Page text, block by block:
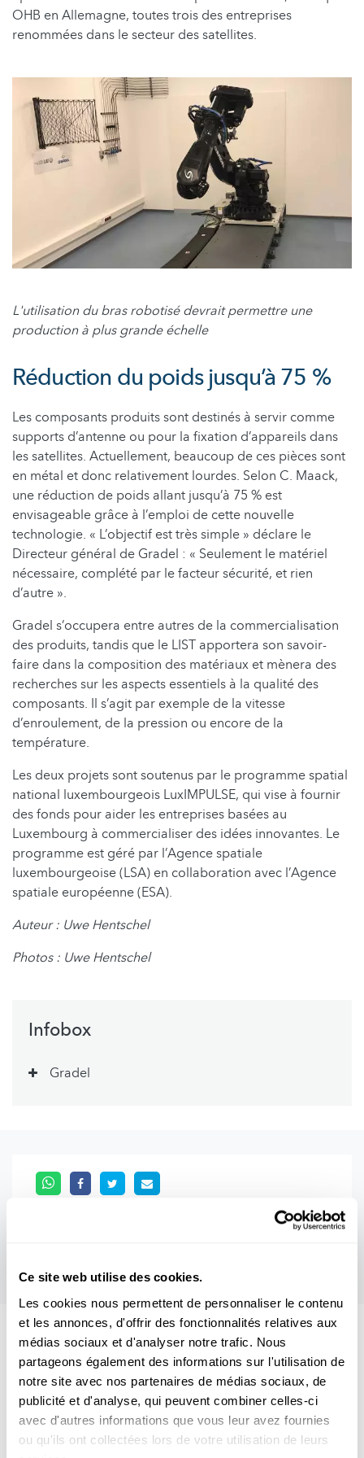
Ce site web utilise des cookies.
Les cookies nous permettent de personnaliser le contenu
et les annonces, d'offrir des fonctionnalités relatives aux
médias sociaux et d'analyser notre trafic. Nous
partageons également des informations sur l'utilisation de
notre site avec nos partenaires de médias sociaux, de
publicité et d'analyse, qui peuvent combiner celles-ci
avec d'autres informations que vous leur avez fournies
ou qu'ils ont collectées lors de votre utilisation de leurs
OHB en Allemagne, toutes trois des entreprises
renommées dans le secteur des satellites.
L'utilisation du bras robotisé devrait permettre une
production à plus grande échelle
Réduction du poids jusqu’à 75 %
Les composants produits sont destinés à servir comme
supports d’antenne ou pour la fixation d’appareils dans
les satellites. Actuellement, beaucoup de ces pièces sont
en métal et donc relativement lourdes. Selon C. Maack,
une réduction de poids allant jusqu’à 75 % est
envisageable grâce à l’emploi de cette nouvelle
technologie. « L’objectif est très simple » déclare le
Directeur général de Gradel : « Seulement le matériel
nécessaire, complété par le facteur sécurité, et rien
d’autre ».
Gradel s’occupera entre autres de la commercialisation
des produits, tandis que le LIST apportera son savoir-
faire dans la composition des matériaux et mènera des
recherches sur les aspects essentiels à la qualité des
composants. Il s’agit par exemple de la vitesse
d’enroulement, de la pression ou encore de la
température.
Les deux projets sont soutenus par le programme spatial
national luxembourgeois LuxIMPULSE, qui vise à fournir
des fonds pour aider les entreprises basées au
Luxembourg à commercialiser des idées innovantes. Le
programme est géré par l’Agence spatiale
luxembourgeoise (LSA) en collaboration avec l’Agence
spatiale européenne (ESA).
Auteur : Uwe Hentschel
Photos : Uwe Hentschel
Infobox
Gradel
Aussi intéréssant
MATERIALWISSENSCHAFTEN